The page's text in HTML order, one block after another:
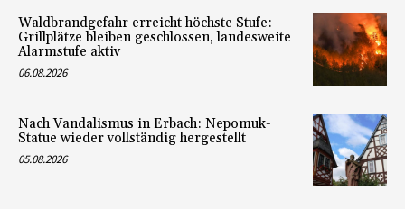
Waldbrandgefahr erreicht höchste Stufe:
Grillplätze bleiben geschlossen, landesweite
Alarmstufe aktiv
06.08.2026
Nach Vandalismus in Erbach: Nepomuk-
Statue wieder vollständig hergestellt
05.08.2026